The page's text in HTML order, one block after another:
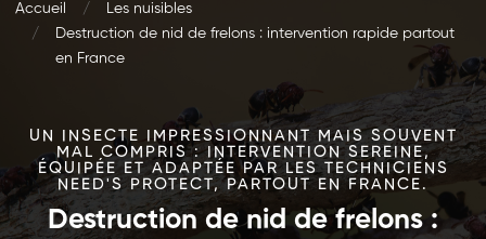
Accueil
Les nuisibles
Destruction de nid de frelons : intervention rapide partout
en France
UN INSECTE IMPRESSIONNANT MAIS SOUVENT
MAL COMPRIS : INTERVENTION SEREINE,
ÉQUIPÉE ET ADAPTÉE PAR LES TECHNICIENS
NEED'S PROTECT, PARTOUT EN FRANCE.
Destruction de nid de frelons :